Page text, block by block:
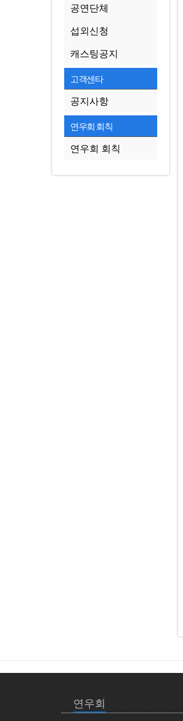
공연단체
섭외신청
캐스팅공지
고객센타
공지사항
연우회 회칙
연우회 회칙
연우회